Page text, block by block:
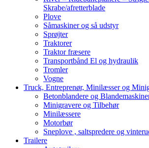
Skrabe/afretterblade
Plove
Såmaskiner og så udstyr
Sprøjter
Traktorer
Traktor fræsere
Transportbånd El og hydraulik
Tromler
Vogne
Truck, Entreprenør, Minilæsser og
Betonblandere og
Minigravere og Tilbehør
Minilæssere
Motorbør
Sneplove , saltspredere og
Trailere